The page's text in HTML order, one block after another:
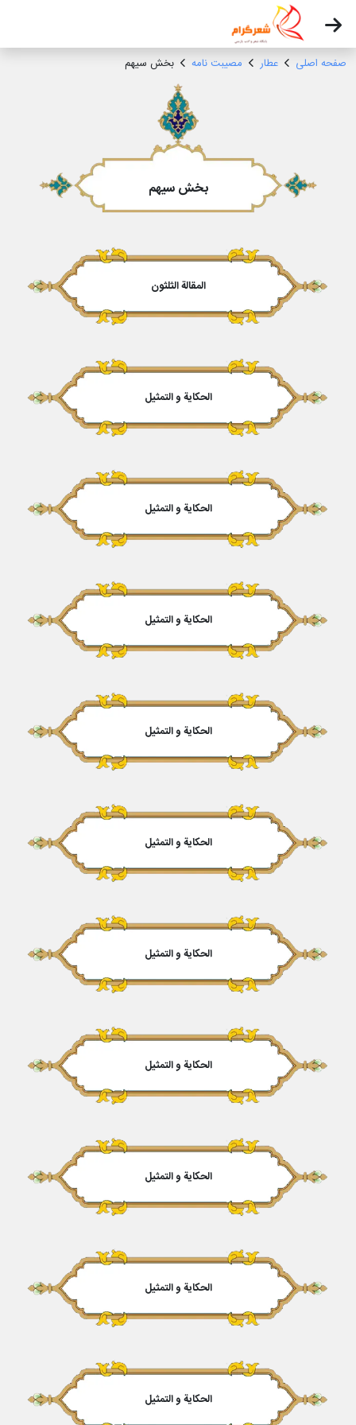
صفحه اصلی عطار مصیبت نامه بخش سیهم
بخش سیهم
المقالة الثلثون
الحكایة و التمثیل
الحكایة و التمثیل
الحكایة و التمثیل
الحكایة و التمثیل
الحكایة و التمثیل
الحكایة و التمثیل
الحكایة و التمثیل
الحكایة و التمثیل
الحكایة و التمثیل
الحكایة و التمثیل